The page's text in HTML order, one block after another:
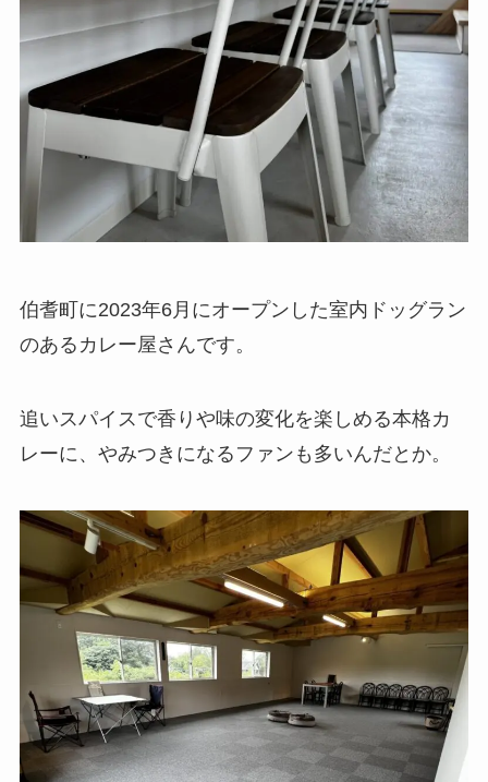
伯耆町に2023年6月にオープンした室内ドッグラン
のあるカレー屋さんです。
追いスパイスで香りや味の変化を楽しめる本格カ
レーに、やみつきになるファンも多いんだとか。